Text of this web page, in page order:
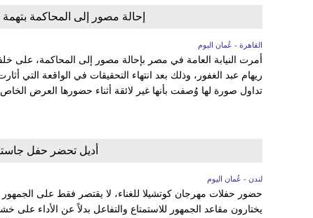
إحالة مصور إلى المحاكمة
القاهرة - عُمان اليوم
أمرت النيابة العامة في مصر بإحالة مصور إلى المحاكمة، على
ريهام عبد الغفور، وذلك بعد انتهاء التحقيقات في الواقعة التي
تداول صورة لها وُصفت بأنها غير لائقة أثناء حضورها العرض
أديل تحضر حفل
لندن - عُمان اليوم
حضور حفلات مهرجان كوتشيلا للغناء، لا يقتصر فقط على
يختارون مقاعد الجمهور للاستمتاع والتفاعل بدلاً عن الأداء على